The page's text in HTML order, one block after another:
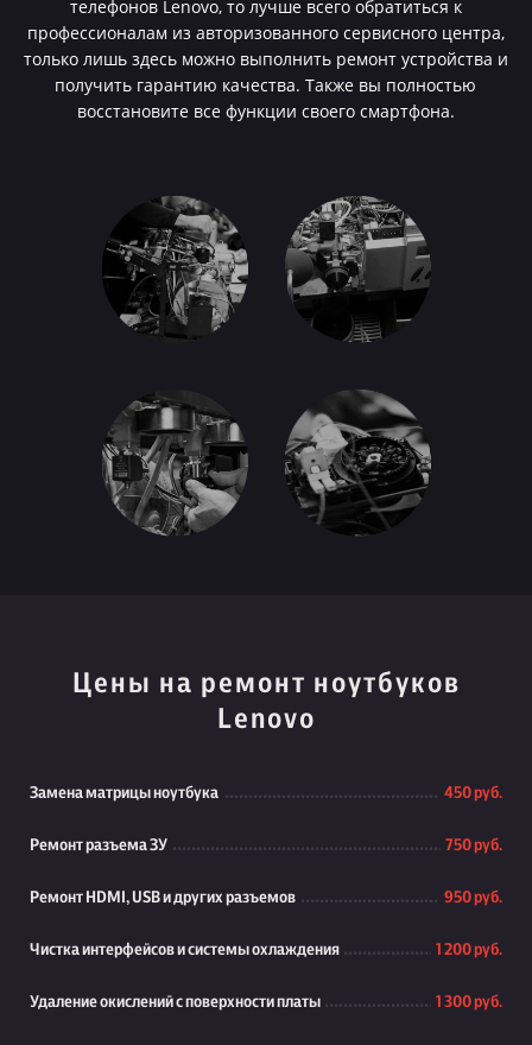
телефонов Lenovo, то лучше всего обратиться к
профессионалам из авторизованного сервисного центра,
только лишь здесь можно выполнить ремонт устройства и
получить гарантию качества. Также вы полностью
восстановите все функции своего смартфона.
Цены на ремонт ноутбуков
Lenovo
Замена матрицы ноутбука 450 руб.
Ремонт разъема ЗУ 750 руб.
Ремонт HDMI, USB и других разъемов 950 руб.
Чистка интерфейсов и системы охлаждения 1 200 руб.
Удаление окислений с поверхности платы 1 300 руб.